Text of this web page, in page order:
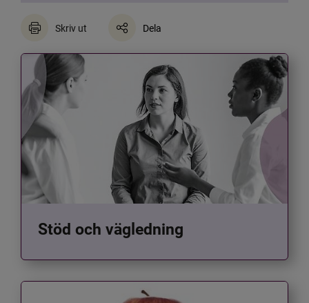
Skriv ut Dela
Stöd och vägledning